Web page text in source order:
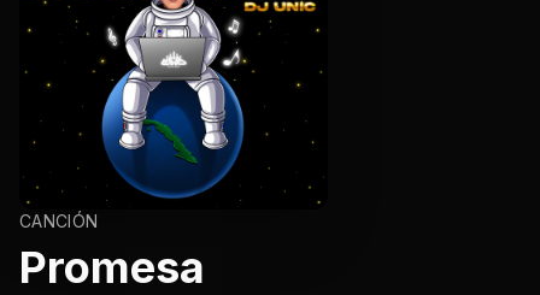
CANCIÓN
Promesa